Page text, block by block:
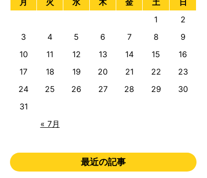
月
火 水 木 金 土 日
« 7月
1
2
3
4 5 6 7 8
9
10
11 12 13 14 15
16
17
18 19 20 21 22
23
24
25 26 27 28 29
30
31
最近の記事